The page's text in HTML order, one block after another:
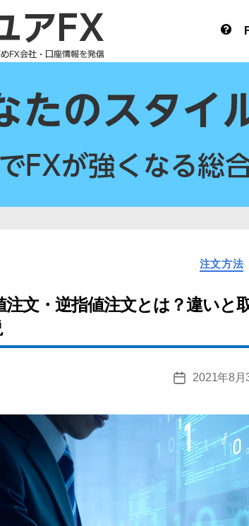
カ
テ
リ
ー
注文方法
注文・逆指値注文とは？違いと
投
日
2021年8月